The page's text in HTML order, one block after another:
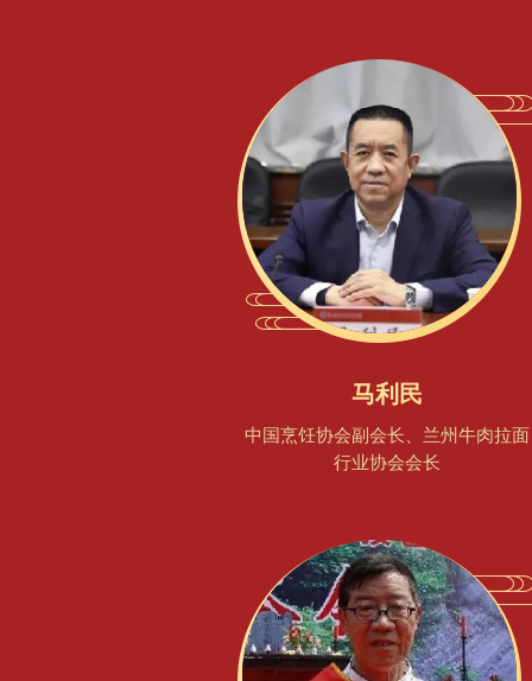
马利民
中国烹饪协会副会长、兰州牛肉拉面
行业协会会长